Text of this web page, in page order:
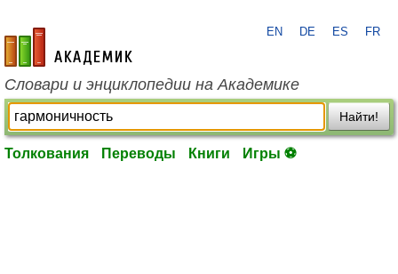
academic.ru
EN DE ES FR
Словари и энциклопедии на Академике
Найти!
Толкования Переводы Книги Игры ⚽